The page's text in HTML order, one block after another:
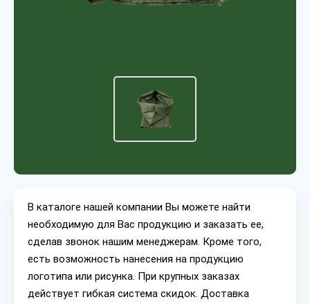
В каталоге нашей компании Вы можете найти
необходимую для Вас продукцию и заказать ее,
сделав звонок нашим менеджерам. Кроме того,
есть возможность нанесения на продукцию
логотипа или рисунка. При крупных заказах
действует гибкая система скидок. Доставка